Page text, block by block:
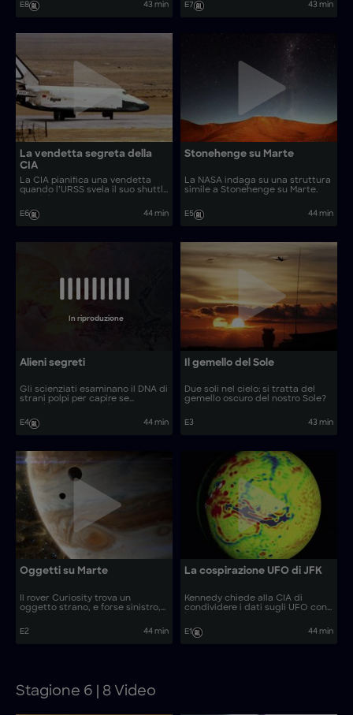
E8
43 min
E7
43 min
La vendetta segreta della
CIA
La CIA pianifica una vendetta
quando l’URSS svela il suo shuttle
E6
44 min
Stonehenge su Marte
La NASA indaga su una struttura
simile a Stonehenge su Marte.
E5 44 min
In riproduzione
Alieni segreti
Gli scienziati esaminano il DNA di
strani polpi per capire se
E4
44 min
Il gemello del Sole
Due soli nel cielo: si tratta del
gemello oscuro del nostro Sole?
E3 43 min
Oggetti su Marte
Il rover Curiosity trova un
oggetto strano, e forse sinistro,
E2
44 min
La cospirazione UFO di JFK
Kennedy chiede alla CIA di
condividere i dati sugli UFO con
E1
44 min
Stagione 6 | 8 Video